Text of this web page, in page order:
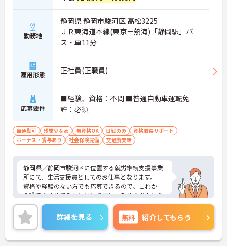
・職種を超えて相談しやすい風土があります！
・安定した法人基盤と福利厚生で、長く働きやすい
★業界水準を上回る処遇改善の実績と好待遇
・R&Oの賃金は、「経験」「成長」「貢献」がきち
んと反映される仕組みを構築
・職能は3階層9段階に分かれており、役割・責任の
広がりに応じて等級が上がる！
・賞与年3回！
て、企業型確定拠出年金（DC）やつみたてNISA等に
活用できる仕組みです。）
勤務地
静岡県 静岡市駿河区 高松3225
ＪＲ東海道本線(東京－熱海)「静岡駅」バ
ス・車11分
雇用形態 正社員(正職員)
応募要件
■経験、資格：不問 ■普通自動車運転免
許：必須
車通勤可 残業少なめ 無資格OK 日勤のみ
資格取得サポート
ボーナス・賞与あり
社会保険完備 交通費支給
静岡県／静岡市駿河区に位置する就労継続支援事業
所にて、生活支援員としてのお仕事となります。
資格や経験のない方でも応募できるので、これから
介護職を始めてみたいという方にお勧めの求人とな
っております◎マイカー通勤や自転車通勤可能とな
っており、無料駐車場を完備しておりますので、通
勤の際は心配いりません！
ご興味ある方は面接ポイントをお伝えしますので、
お気軽にお問い合わせください♪
詳細を見る 無料 紹介してもらう